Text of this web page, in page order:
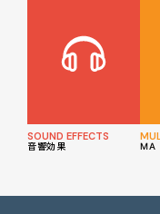
SOUND EFFECTS
音響効果 MA